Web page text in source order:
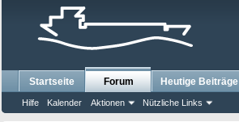
Startseite Forum
Hilfe Kalender Aktionen Nützliche Links
Heutige Beiträge